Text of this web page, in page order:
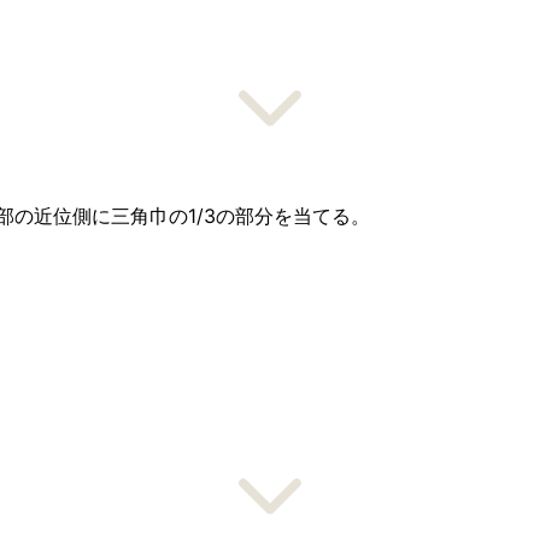
近位側に三角巾の1/3の部分を当てる。